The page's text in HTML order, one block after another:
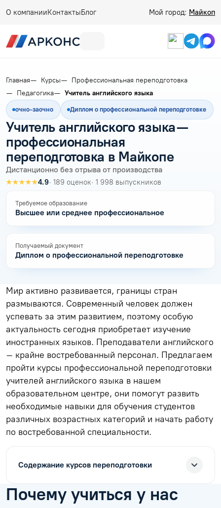
О компанииКонтактыБлог Мой город: Майкоп
Главная Курсы
Профессиональная переподготовка
Педагогика
Учитель английского языка
очно-заочно Диплом о профессиональной переподготовке
Учитель английского языка —
профессиональная
переподготовка в Майкопе
Дистанционно без отрыва от производства
★★★★★4.9· 189 оценок· 1 998 выпускников
Требуемое образование
Высшее или среднее профессиональное
Получаемый документ
Диплом о профессиональной переподготовке
Мир активно развивается, границы стран
размываются. Современный человек должен
успевать за этим развитием, поэтому особую
актуальность сегодня приобретает изучение
иностранных языков. Преподаватели английского
– крайне востребованный персонал. Предлагаем
пройти курсы профессиональной переподготовки
учителей английского языка в нашем
образовательном центре, они помогут развить
необходимые навыки для обучения студентов
различных возрастных категорий и начать работу
по востребованной специальности.
Содержание курсов переподготовки
Почему учиться у нас